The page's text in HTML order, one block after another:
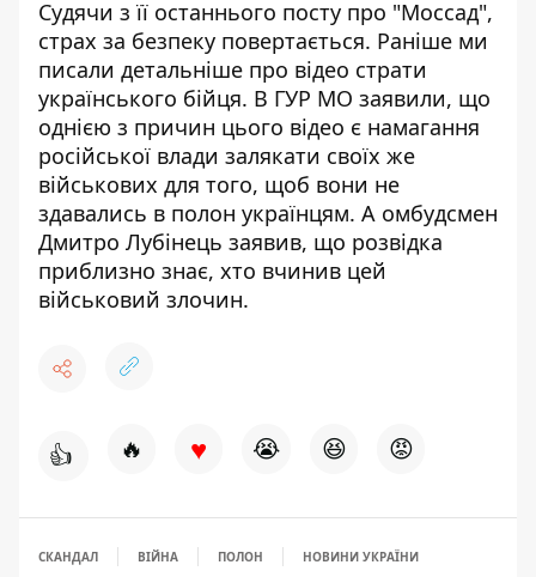
Судячи з її останнього посту про "Моссад",
страх за безпеку повертається. Раніше ми
писали детальніше про відео страти
українського бійця. В ГУР МО заявили, що
однією з причин цього відео є намагання
російської влади залякати своїх же
військових для того, щоб вони не
здавались в полон українцям. А омбудсмен
Дмитро Лубінець заявив, що розвідка
приблизно знає, хто вчинив цей
військовий злочин.
👍 🔥 ♥ 😭 😆 😡
СКАНДАЛ ВІЙНА ПОЛОН НОВИНИ УКРАЇНИ